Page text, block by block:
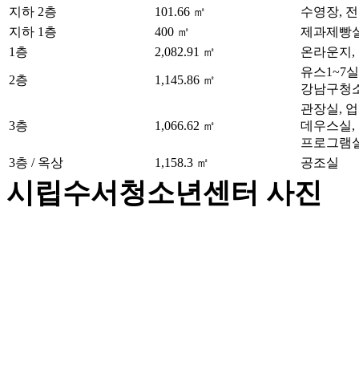
지하 2층
101.66 ㎡
수영장,
지하 1층
400 ㎡
제과제빵
1층
2,082.91 ㎡ 온라운지,
2층 1,145.86 ㎡
유스1~7
강남구청
3층 1,066.62 ㎡
관장실,
데우스실,
프로그램
3층 / 옥상
1,158.3 ㎡ 공조실
시립수서청소년센터 사진